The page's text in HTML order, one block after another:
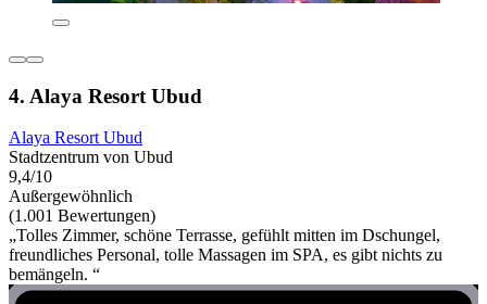
4. Alaya Resort Ubud
Alaya Resort Ubud
Stadtzentrum von Ubud
9,4/10
Außergewöhnlich
(1.001 Bewertungen)
„Tolles Zimmer, schöne Terrasse, gefühlt mitten im Dschungel,
freundliches Personal, tolle Massagen im SPA, es gibt nichts zu
bemängeln. “